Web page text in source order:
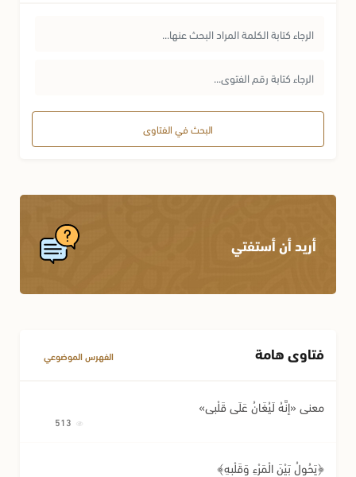
البحث في الفتاوى
أريد أن أستفتي
فتاوى هامة الفهرس الموضوعي
معنى «إِنَّهُ لَيُغَانُ عَلَى قَلْبِي»
﴿يَحُولُ بَيْنَ الْمَرْءِ وَقَلْبِهِ﴾